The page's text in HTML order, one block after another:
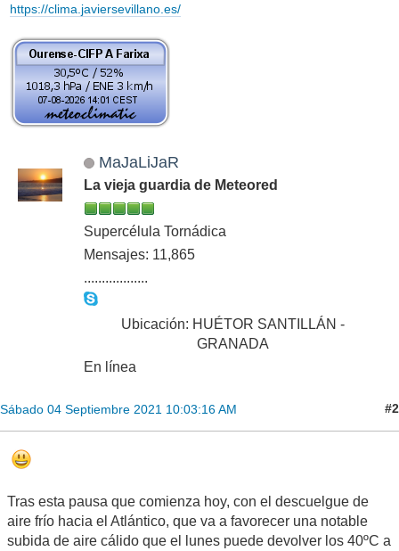
https://clima.javiersevillano.es/
MaJaLiJaR
La vieja guardia de Meteored
Supercélula Tornádica
Mensajes: 11,865
..................
Ubicación: HUÉTOR SANTILLÁN -
GRANADA
En línea
Sábado 04 Septiembre 2021 10:03:16 AM #2
Tras esta pausa que comienza hoy, con el descuelgue de
aire frío hacia el Atlántico, que va a favorecer una notable
subida de aire cálido que el lunes puede devolver los 40ºC a